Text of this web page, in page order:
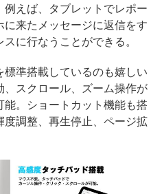
えば、タブレットでレポー
に来たメッセージに返信をす
に行なうことができる。
準搭載しているのも嬉しい
スクロール、ズーム操作が
。ショートカット機能も搭
調整、再生停止、ページ拡